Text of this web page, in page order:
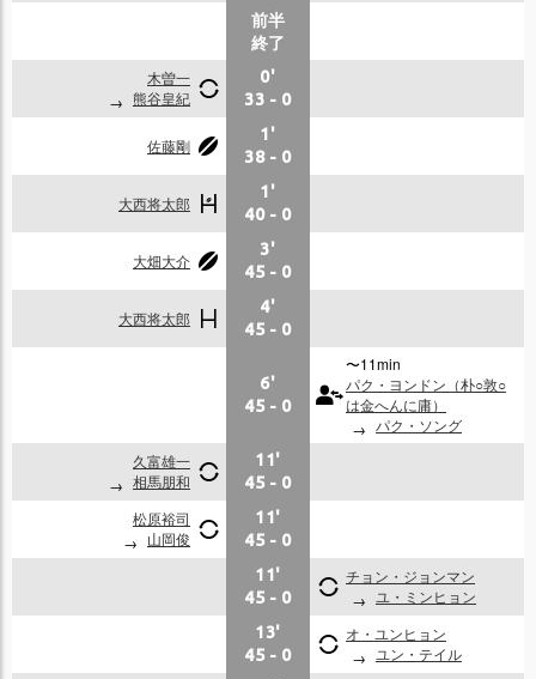
前半
終了
木曽一
熊谷皇紀
0'
33 - 0
佐藤剛
1'
38 - 0
大西将太郎
1'
40 - 0
大畑大介
3'
45 - 0
大西将太郎
4'
45 - 0
6'
45 - 0
〜11min
パク・ヨンドン（朴○敦○
は金へんに庸）
パク・ソング
久富雄一
相馬朋和
11'
45 - 0
松原裕司
山岡俊
11'
45 - 0
11'
45 - 0
チョン・ジョンマン
ユ・ミンヒョン
13'
45 - 0
オ・ユンヒョン
ユン・テイル